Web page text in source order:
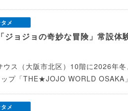
メ
ジョジョの奇妙な冒険」常設
ウス（大阪市北区）10階に2026年
プ「THE★JOJO WORLD OSAKA
メ